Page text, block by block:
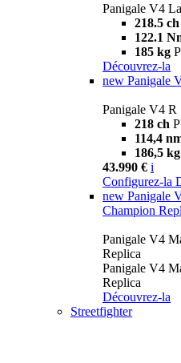
Panigale V4
218.5 ch
122.1
185 kg
Découvrez-la
new Panigale
Panigale V4 R
218 ch
114,4
186,5 kg
43.990 € i
Configurez-la
new Panigale
Champion
Panigale V4
Replica
Panigale V4
Replica
Découvrez-la
Streetfighter